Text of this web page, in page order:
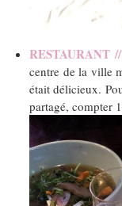
RESTAURANT
centre de la ville
était délicieux.
partagé, compter